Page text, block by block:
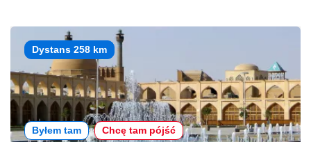
Dystans 258 km
Byłem tam Chcę tam pójść